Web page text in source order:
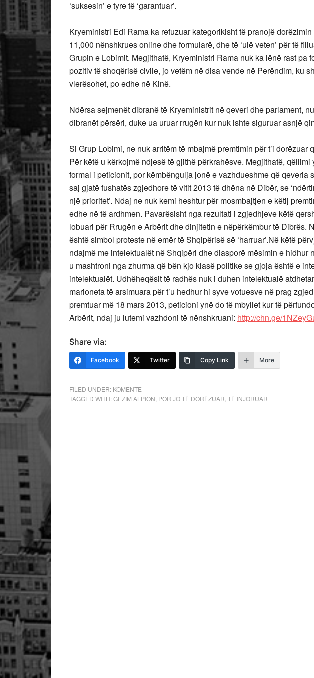
‘suksesin’ e tyre të ‘garantuar’.
Kryeministri Edi Rama ka refuzuar kategorikisht të pranojë
11,000 nënshkrues online dhe formularë, dhe të ‘ulë veten’ për të
Grupin e Lobimit. Megjithatë, Kryeministri Rama nuk ka lënë rast pa
pozitiv të shoqërisë civile, jo vetëm në disa vende në Perëndim, ku
vlerësohet, po edhe në Kinë.
Ndërsa sejmenët dibranë të Kryeministrit në qeveri dhe parlament,
dibranët përsëri, duke ua uruar rrugën kur nuk ishte siguruar asnjë
Si Grup Lobimi, ne nuk arritëm të mbajmë premtimin për t’i dorëzuar
Për këtë u kërkojmë ndjesë të gjithë përkrahësve. Megjithatë,
formal i peticionit, por këmbëngulja jonë e vazhdueshme që qeveria
saj gjatë fushatës zgjedhore të vitit 2013 të dhëna në Dibër, se
një prioritet’. Ndaj ne nuk kemi heshtur për mosmbajtjen e këtij
edhe në të ardhmen. Pavarësisht nga rezultati i zgjedhjeve këtë
lobuari për Rrugën e Arbërit dhe dinjitetin e nëpërkëmbur të Dibrës.
është simbol proteste në emër të Shqipërisë së ‘harruar’.Në këtë
ndajmë me intelektualët në Shqipëri dhe diasporë mësimin e hidhur
u mashtroni nga zhurma që bën kjo klasë politike se gjoja është e
intelektualët. Udhëheqësit të radhës nuk i duhen intelektualë
marioneta të arsimuara për t’u hedhur hi syve votuesve në prag
premtuar më 18 mars 2013, peticioni ynë do të mbyllet kur të
Arbërit, ndaj ju lutemi vazhdoni të nënshkruani: http://chn.ge/
Share via:
Facebook Twitter Copy Link More
FILED UNDER: KOMENTE
TAGGED WITH:GEZIM ALPION POR JO TË DORËZUAR TË INJORUAR